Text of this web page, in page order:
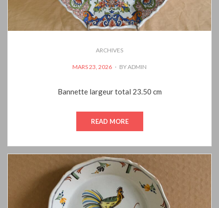
ARCHIVES
POSTED
MARS 23, 2026 BYADMIN
Bannette largeur total 23.50 cm
READ MORE